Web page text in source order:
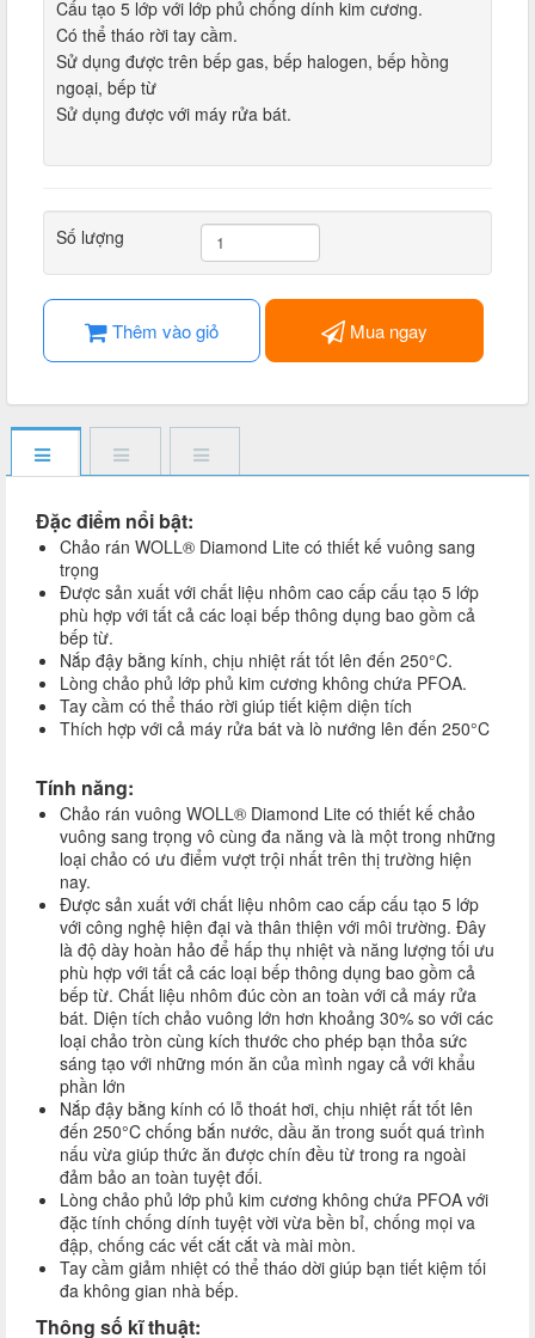
Cấu tạo 5 lớp với lớp phủ chống dính kim cương.
Có thể tháo rời tay cầm.
Sử dụng được trên bếp gas, bếp halogen, bếp hồng
ngoại, bếp từ
Sử dụng được với máy rửa bát.
Số lượng
Thêm vào giỏ Mua ngay
Đặc điểm nổi bật:​
Chảo rán WOLL® Diamond Lite có thiết kế vuông sang
trọng
Được sản xuất với chất liệu nhôm cao cấp cấu tạo 5 lớp
phù hợp với tất cả các loại bếp thông dụng bao gồm cả
bếp từ.
Nắp đậy bằng kính, chịu nhiệt rất tốt lên đến 250°C.
Lòng chảo phủ lớp phủ kim cương không chứa PFOA.
Tay cầm có thể tháo rời giúp tiết kiệm diện tích
Thích hợp với cả máy rửa bát và lò nướng lên đến 250°C
Tính năng:
Chảo rán vuông WOLL® Diamond Lite có thiết kế chảo
vuông sang trọng vô cùng đa năng và là một trong những
loại chảo có ưu điểm vượt trội nhất trên thị trường hiện
nay.
Được sản xuất với chất liệu nhôm cao cấp cấu tạo 5 lớp
với công nghệ hiện đại và thân thiện với môi trường. Đây
là độ dày hoàn hảo để hấp thụ nhiệt và năng lượng tối ưu
phù hợp với tất cả các loại bếp thông dụng bao gồm cả
bếp từ. Chất liệu nhôm đúc còn an toàn với cả máy rửa
bát. Diện tích chảo vuông lớn hơn khoảng 30% so với các
loại chảo tròn cùng kích thước cho phép bạn thỏa sức
sáng tạo với những món ăn của mình ngay cả với khẩu
phần lớn
Nắp đậy bằng kính có lỗ thoát hơi, chịu nhiệt rất tốt lên
đến 250°C chống bắn nước, dầu ăn trong suốt quá trình
nấu vừa giúp thức ăn được chín đều từ trong ra ngoài
đảm bảo an toàn tuyệt đối.
Lòng chảo phủ lớp phủ kim cương không chứa PFOA với
đặc tính chống dính tuyệt vời vừa bền bỉ, chống mọi va
đập, chống các vết cắt cắt và mài mòn.
Tay cầm giảm nhiệt có thể tháo dời giúp bạn tiết kiệm tối
đa không gian nhà bếp.
Thông số kĩ thuật: